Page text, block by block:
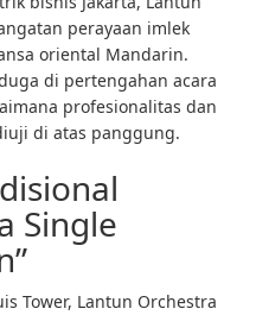
perayaan imlek
oriental Mandarin.
di pertengahan acara
profesionalitas dan
di atas panggung.
Single
Tower, Lantun Orchestra